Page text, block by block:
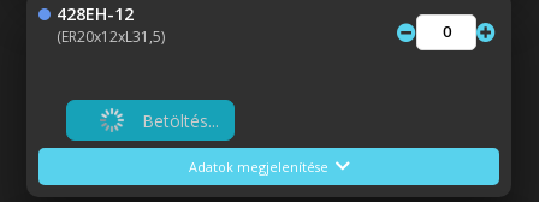
428EH-12
(ER20x12xL31,5)
Betöltés...
Adatok megjelenítése